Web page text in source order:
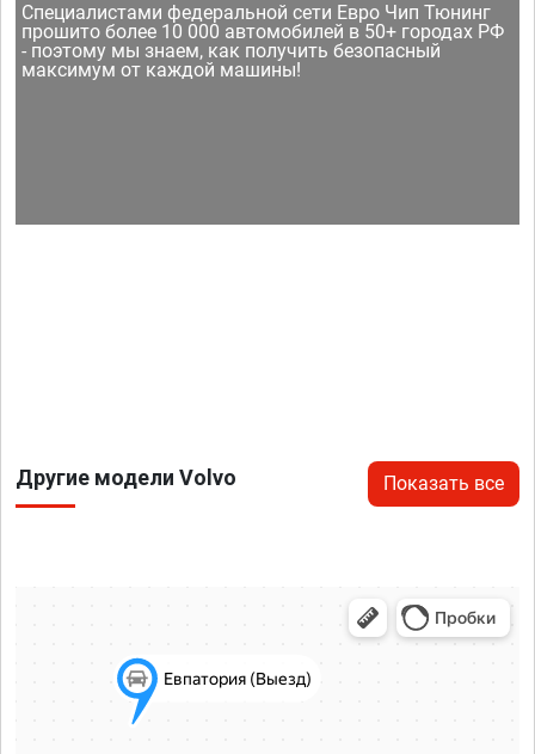
Специалистами федеральной сети Евро Чип Тюнинг
прошито более 10 000 автомобилей в 50+ городах РФ
- поэтому мы знаем, как получить безопасный
максимум от каждой машины!
Другие модели Volvo Показать все